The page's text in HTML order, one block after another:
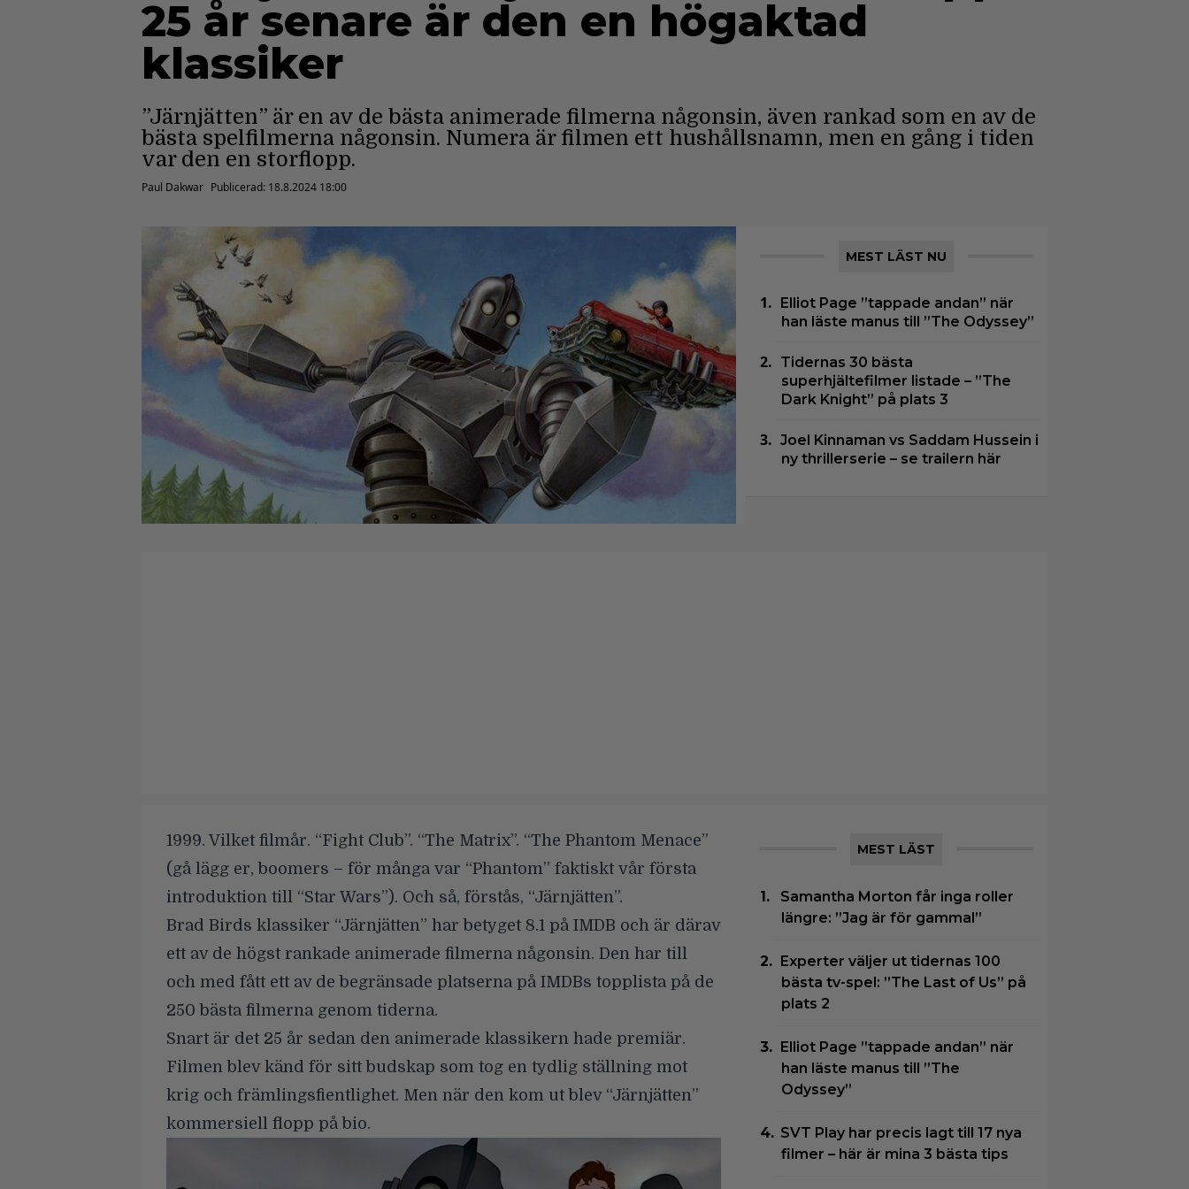
25 år senare är den en högaktad
klassiker
”Järnjätten” är en av de bästa animerade filmerna någonsin, även rankad som en av de
bästa spelfilmerna någonsin. Numera är filmen ett hushållsnamn, men en gång i tiden
var den en storflopp.
Paul Dakwar Publicerad: 18.8.2024 18:00
MEST LÄST NU
Elliot Page ”tappade andan” när
han läste manus till ”The Odyssey”
Tidernas 30 bästa
superhjältefilmer listade – ”The
Dark Knight” på plats 3
Joel Kinnaman vs Saddam Hussein i
ny thrillerserie – se trailern här
1999. Vilket filmår. “Fight Club”. “The Matrix”. “The Phantom Menace”
(gå lägg er, boomers – för många var “Phantom” faktiskt vår första
introduktion till “Star Wars”). Och så, förstås, “Järnjätten”.
Brad Birds klassiker “Järnjätten” har betyget 8.1 på IMDB och är därav
ett av de högst rankade animerade filmerna någonsin. Den har till
och med fått ett av de begränsade platserna på IMDBs topplista på de
250 bästa filmerna genom tiderna.
Snart är det 25 år sedan den animerade klassikern hade premiär.
Filmen blev känd för sitt budskap som tog en tydlig ställning mot
krig och främlingsfientlighet. Men när den kom ut blev “Järnjätten”
kommersiell flopp på bio.
MEST LÄST
Samantha Morton får inga roller
längre: ”Jag är för gammal”
Experter väljer ut tidernas 100
bästa tv-spel: ”The Last of Us” på
plats 2
Elliot Page ”tappade andan” när
han läste manus till ”The
Odyssey”
SVT Play har precis lagt till 17 nya
filmer – här är mina 3 bästa tips